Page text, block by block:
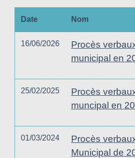
Date Nom
16/06/2026
Procès
municipal en
25/02/2025
Procès
muncipal en
01/03/2024
Procès
Municipal de